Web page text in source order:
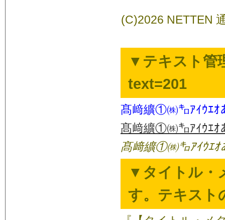
(C)2026 NETTEN
▼テキスト管
text=201
髙﨑纊①㈱㌔ｱｲｳｴｵ
髙﨑纊①㈱㌔ｱｲｳｴｵ
髙﨑纊①㈱㌔ｱｲｳｴｵ
▼タイトル・
す。テキス